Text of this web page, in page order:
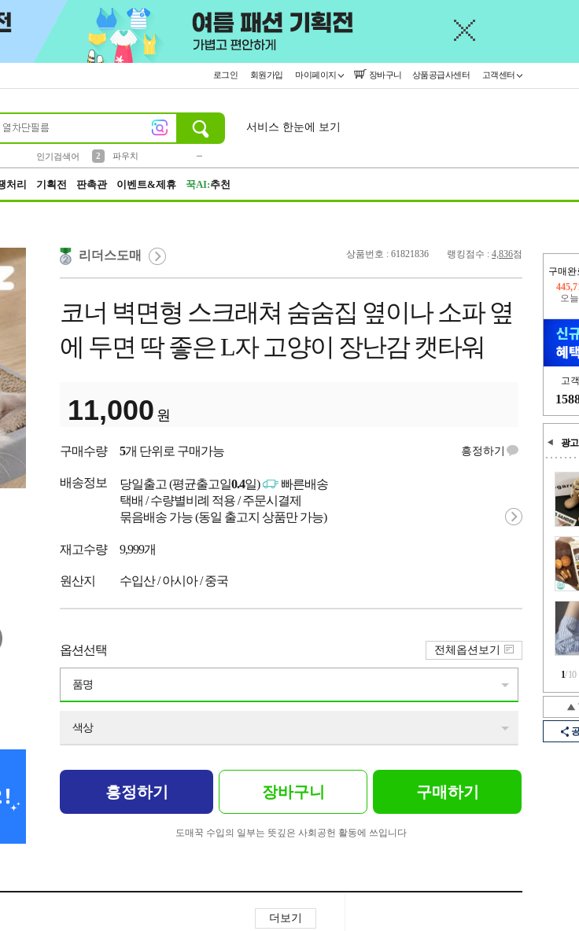
로그인 회원가입 마이페이지 장바구니 상품공급사센터 고객센터
인기검색어
2
파우치
서비스 한눈에 보기
처리 기획전 판촉관 이벤트&제휴 꾹AI:추천
구매완
오
고
광고
1/10
상품번호 : 61821836 랭킹점수 : 4,836점
리더스도매
코너 벽면형 스크래쳐 숨숨집 옆이나 소파 옆
에 두면 딱 좋은 L자 고양이 장난감 캣타워
11,000 원
구매수량 5개 단위로 구매가능 흥정하기
배송정보 당일출고 (평균출고일0.4일)
빠른배송
택배 / 수량별비례 적용 / 주문시결제
묶음배송 가능 (동일 출고지 상품만 가능)
재고수량 9,999개
원산지 수입산 / 아시아 / 중국
옵션선택
품명
색상
전체옵션보기
흥정하기 장바구니 구매하기
도매꾹 수입의 일부는 뜻깊은 사회공헌 활동에 쓰입니다
더보기